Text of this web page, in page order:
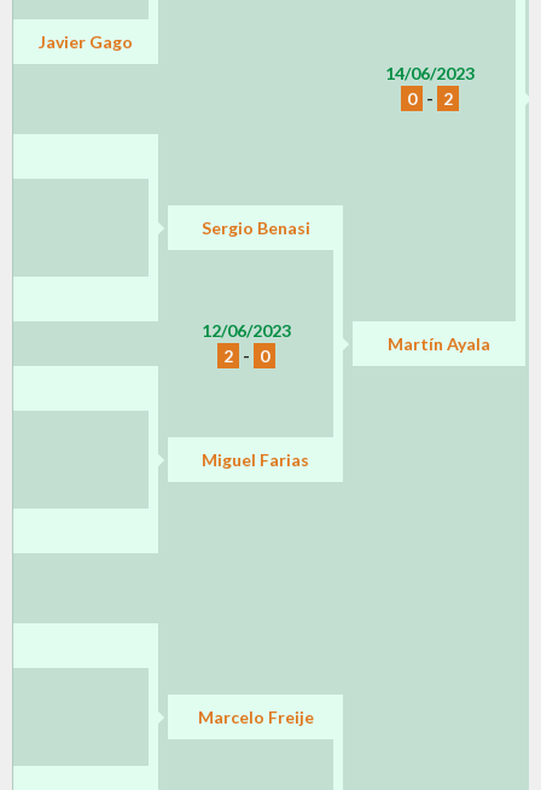
14/06/2023
0 - 2
Javier Gago
Sergio Benasi
12/06/2023
2 - 0
Martín Ayala
Miguel Farias
Marcelo Freije